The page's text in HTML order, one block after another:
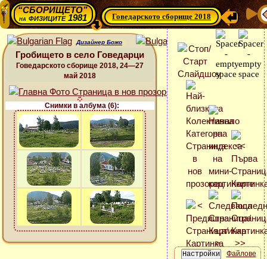
“СБОРИЩЕТО”
нафизиците 1981 Говедарското сборище 2018
Дизайнер Божо
Гробището в село Говедарци
Говедарското сборище 2018, 24—27
май 2018
Снимки в албума (6):
Файлове